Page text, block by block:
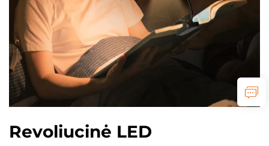
Revoliucinė LED